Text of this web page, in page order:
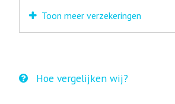
Toon meer verzekeringen
Hoe vergelijken wij?